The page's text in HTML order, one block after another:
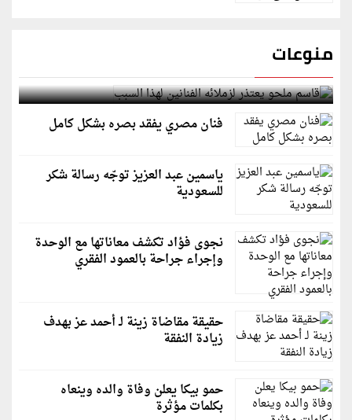
منوعات
قاسم ملحو يعتذر لزملائه الفنانين لهذا السبب
فنان مصري يفقد بصره بشكل كامل
ياسمين عبد العزيز توجّه رسالة شكر
للسعودية
نجوى فؤاد تكشف معاناتها مع الوحدة
وإجراء جراحة بالعمود الفقري
حقيقة مقاضاة زينة لـ أحمد عز بهدف
زيادة النفقة
حمو بيكا يعلن وفاة والده وينعاه
بكلمات مؤثرة